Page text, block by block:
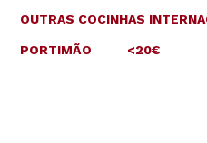
OUTRAS COCINHAS
PORTIMÃO <20€